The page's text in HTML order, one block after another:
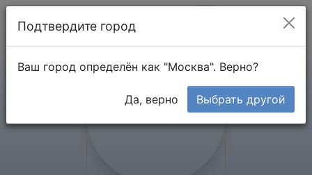
Подтвердите город
Ваш город определён как "Москва". Верно?
Да, верно Выбрать другой